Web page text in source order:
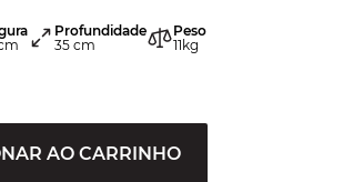
Profundidade
35 cm
Peso
11 kg
AO CARRINHO